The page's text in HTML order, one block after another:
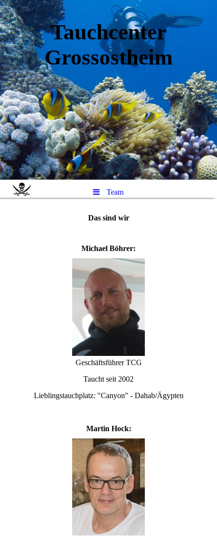
Tauchcenter
Grossostheim
Team
Das sind wir
Michael Böhrer:
Geschäftsführer TCG
Taucht seit 2002
Lieblingstauchplatz: "Canyon" - Dahab/Ägypten
Martin Hock: